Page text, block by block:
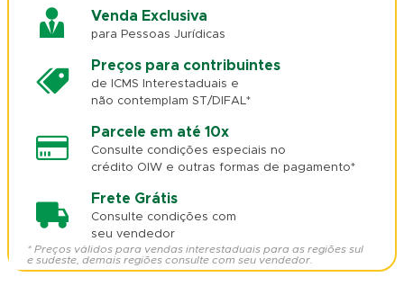
Venda Exclusiva
para Pessoas Jurídicas
Preços para contribuintes
de ICMS Interestaduais e
não contemplam ST/DIFAL*
Parcele em até 10x
Consulte condições especiais no
crédito OIW e outras formas de pagamento*
Frete Grátis
Consulte condições com
seu vendedor
* Preços válidos para vendas interestaduais para as regiões sul
e sudeste, demais regiões consulte com seu vendedor.